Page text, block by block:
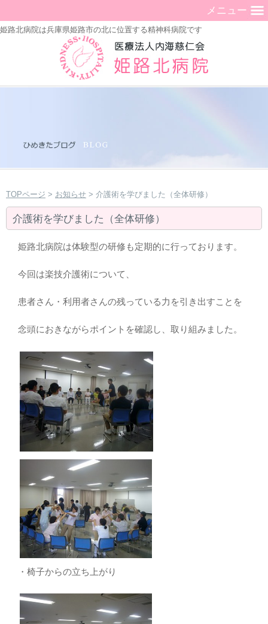
姫路北病院は兵庫県姫路市の北に位置する精神科病院です
メニュー
TOPページ > お知らせ > 介護術を学びました（全体研修）
介護術を学びました（全体研修）
姫路北病院は体験型の研修も定期的に行っております。
今回は楽技介護術について、
患者さん・利用者さんの残っている力を引き出すことを
念頭におきながらポイントを確認し、取り組みました。
・椅子からの立ち上がり